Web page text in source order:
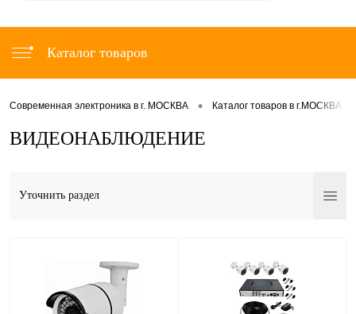
Каталог товаров
Современная электроника в г. МОСКВА • Каталог товаров в г.МОСКВА
ВИДЕОНАБЛЮДЕНИЕ
Уточнить раздел